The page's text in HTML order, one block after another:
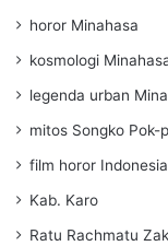
horor Minahasa
kosmologi
legenda urban
mitos Songko Pok-
film horor
Kab. Karo
Ratu Rachmatu